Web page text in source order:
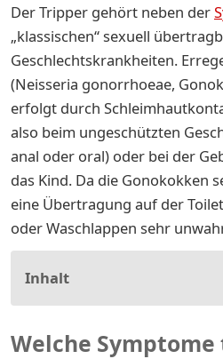
Der Tripper gehört neben der
„klassischen“ sexuell
Geschlechtskrankheiten.
(Neisseria gonorrhoeae,
erfolgt durch
also beim ungeschützten
anal oder oral) oder bei der
das Kind. Da die Gonokokken
eine Übertragung auf der
oder Waschlappen sehr
Inhalt
Welche